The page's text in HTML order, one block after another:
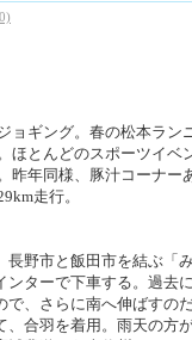
ョギング。春の松本ラ
ほとんどのスポーツイ
昨年同様、豚汁コーナ
走行。
長野市と飯田市を結ぶ「
ンターで下車する。過去
で、さらに南へ伸ばすの
、合羽を着用。雨天の方